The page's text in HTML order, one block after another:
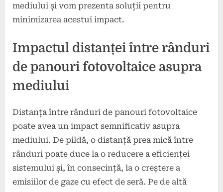
mediului și vom prezenta soluții pentru
minimizarea acestui impact.
Impactul distanței între rânduri
de panouri fotovoltaice asupra
mediului
Distanța între rânduri de panouri fotovoltaice
poate avea un impact semnificativ asupra
mediului. De pildă, o distanță prea mică între
rânduri poate duce la o reducere a eficienței
sistemului și, în consecință, la o creștere a
emisiilor de gaze cu efect de seră. Pe de altă